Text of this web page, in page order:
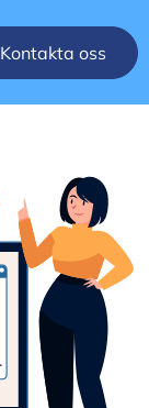
Kontakta oss